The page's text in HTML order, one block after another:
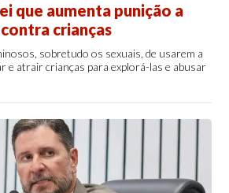
que aumenta punição a
crianças
sobretudo os sexuais, de usarem a
e atrair crianças para explorá-las e abusar